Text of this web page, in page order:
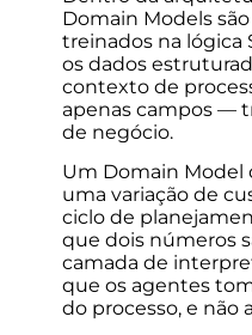
Domain Models
treinados na lógica
os dados
contexto de
apenas campos —
de negócio.
Um Domain Model
uma variação de
ciclo de
que dois números
camada de
que os agentes
do processo, e não